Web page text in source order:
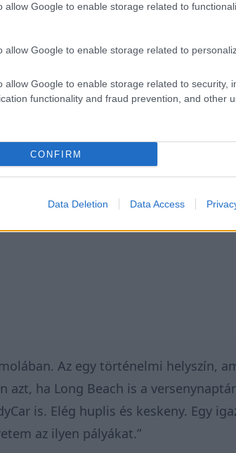
allow Google to enable storage related to
allow Google to enable storage related to
allow Google to enable storage related to security,
functionality and fraud prevention, and other
CONFIRM
Data Deletion Data Access
címmel az utolsó
is beszélt akkor, amikor a
Az egy történelmi helyszín,
ha Long Beach is a
is. Elég huplis és keskeny. Egy
az ilyen pályákat.”